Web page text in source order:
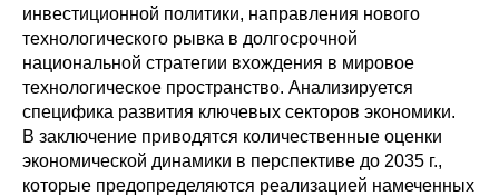
Редакционная этика
Информация для авторов
Общие требования
Стандарты оформления
инвестиционной политики, направления нового
технологического рывка в долгосрочной
национальной стратегии вхождения в мировое
технологическое пространство. Анализируется
специфика развития ключевых секторов экономики.
В заключение приводятся количественные оценки
экономической динамики в перспективе до 2035 г.,
которые предопределяются реализацией намеченных